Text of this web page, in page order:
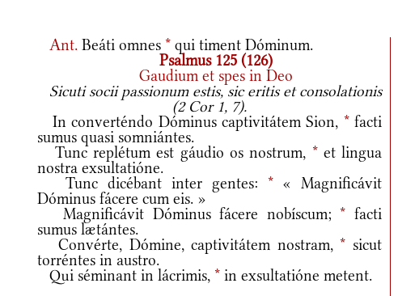
Ant. Beáti omnes * qui timent Dóminum.
Psalmus 125 (126)
Gaudium et spes in Deo
Sicuti socii passionum estis, sic eritis et consolationis
(2 Cor 1, 7).
In converténdo Dóminus captivitátem Sion, *facti
sumus quasi somniántes.
Tunc replétum est gáudio os nostrum, *et lingua
nostra exsultatióne.
Tunc dicébant inter gentes: *« Magnificávit
Dóminus fácere cum eis. »
Magnificávit Dóminus fácere nobíscum; * facti
sumus lætántes.
Convérte, Dómine, captivitátem nostram, * sicut
torréntes in austro.
Qui séminant in lácrimis, * in exsultatióne metent.